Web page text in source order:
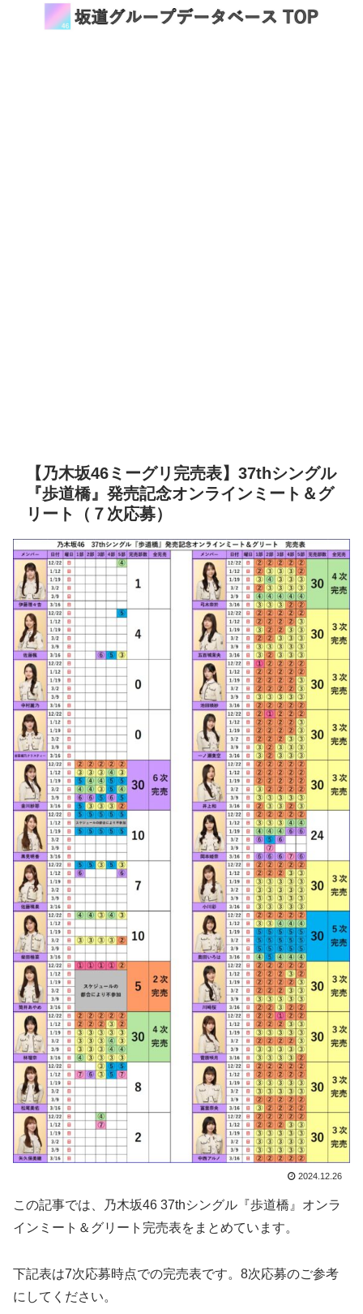
【乃木坂46ミーグリ完売表】37thシングル
『歩道橋』発売記念オンラインミート＆グ
リート（７次応募）
2024.12.26
この記事では、乃木坂46 37thシングル『歩道橋』オンラ
インミート＆グリート完売表をまとめています。
下記表は7次応募時点での完売表です。8次応募のご参考
にしてください。